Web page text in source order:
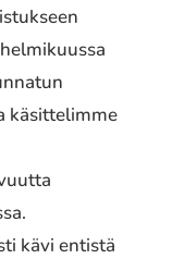
käsittelimme
kävi entistä